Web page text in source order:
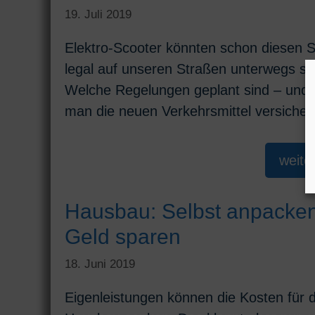
19. Juli 2019
Elektro-Scooter könnten schon diesen
legal auf unseren Straßen unterwegs
Welche Regelungen geplant sind – und
man die neuen Verkehrsmittel
Hausbau: Selbst
Geld sparen
18. Juni 2019
Eigenleistungen können die Kosten für